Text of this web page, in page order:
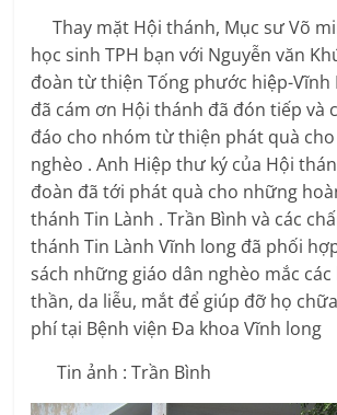
Thay mặt Hội thánh, Mục sư Võ
học sinh TPH bạn với Nguyễn văn
đoàn từ thiện Tống phước hiệp-Vĩnh
đã cám ơn Hội thánh đã đón tiếp và
đáo cho nhóm từ thiện phát quà
nghèo . Anh Hiệp thư ký của Hội
đoàn đã tới phát quà cho những
thánh Tin Lành . Trần Bình và các
thánh Tin Lành Vĩnh long đã phối
sách những giáo dân nghèo mắc
thần, da liễu, mắt để giúp đỡ họ
phí tại Bệnh viện Đa khoa Vĩnh long
Tin ảnh : Trần Bình